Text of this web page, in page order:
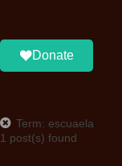
Donate
Term: escuaela
1 post(s) found